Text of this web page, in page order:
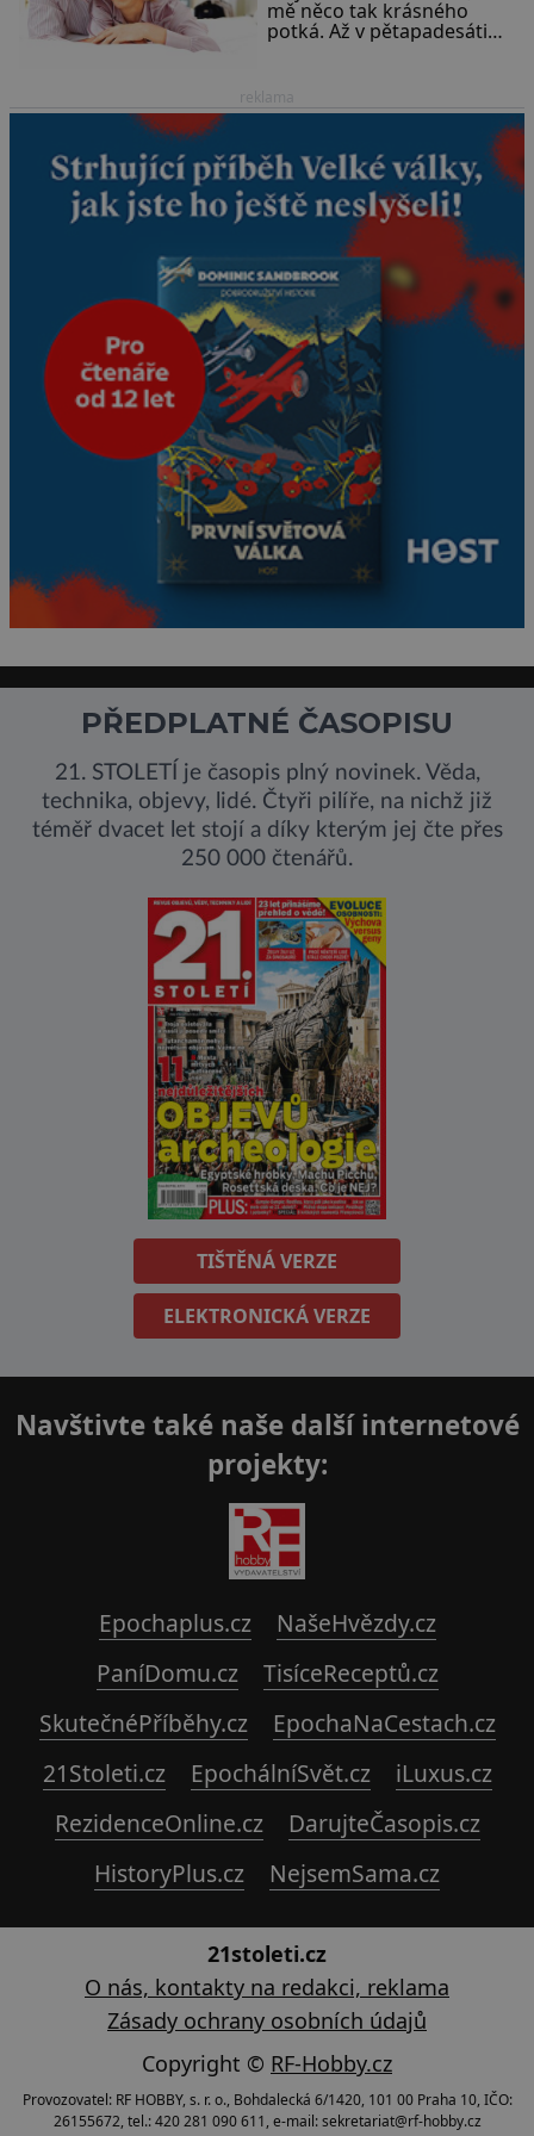
mě něco tak krásného
potká. Až v pětapadesáti
dvacet. Oba jsme byli mladí
a byl to tak říkajíc sňatek z
rozumu. Rodiče nás dali
dohromady, Toník byl dobře
zaopatřený mladý muž.
Manželství nám oběma moc
nesvědčilo, brzy jsme zjistili,
PŘEDPLATNÉ ČASOPISU
21. STOLETÍ je časopis plný novinek. Věda,
technika, objevy, lidé. Čtyři pilíře, na nichž již
téměř dvacet let stojí a díky kterým jej čte přes
250 000 čtenářů.
TIŠTĚNÁ VERZE
ELEKTRONICKÁ VERZE
Navštivte také naše další internetové
projekty:
Epochaplus.cz
NašeHvězdy.cz
PaníDomu.cz
TisíceReceptů.cz
SkutečnéPříběhy.cz
EpochaNaCestach.cz
21Stoleti.cz
EpochálníSvět.cz
iLuxus.cz
RezidenceOnline.cz
DarujteČasopis.cz
HistoryPlus.cz
NejsemSama.cz
21stoleti.cz
O nás, kontakty na redakci, reklama
Zásady ochrany osobních údajů
Copyright © RF-Hobby.cz
Provozovatel: RF HOBBY, s. r. o., Bohdalecká 6/1420, 101 00 Praha 10, IČO:
26155672, tel.: 420 281 090 611, e-mail: sekretariat@rf-hobby.cz